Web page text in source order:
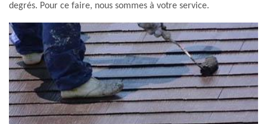
degrés. Pour ce faire, nous sommes à votre service.